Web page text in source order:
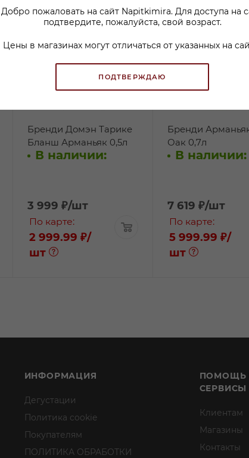
Добро пожаловать на сайт Napitkimira. Для доступа на
подтвердите, пожалуйста, свой возраст.
Цены в магазинах могут отличаться от указанных на
ПОДТВЕРЖДАЮ
Бренди Домэн Тарике
Бланш Арманьяк 0,5л
В наличии:
3 999 ₽/шт
По карте:
2 999.99 ₽/
шт
Бренди
Оак 0,7л
В наличии:
7 619 ₽/шт
По карте:
5 999.99 ₽/
шт
ИНФОРМАЦИЯ
Дегустации
Политика cookie
Покупателям
ПОЛИТИКА ОБРАБОТКИ
ПОМОЩЬ
СЕРВИСЫ
Клиентам
Магазины
Контакты